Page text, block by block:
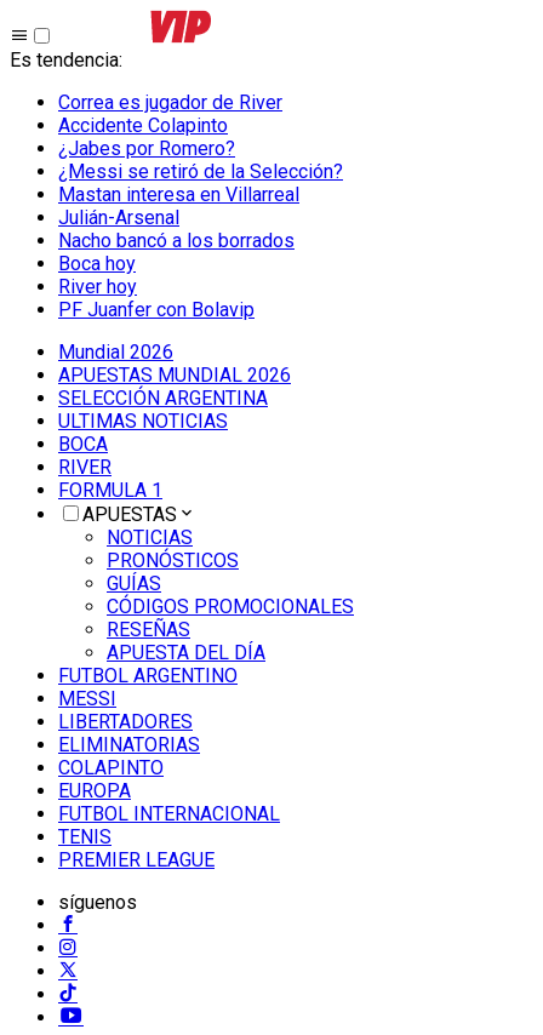
Es tendencia:
Correa es jugador de River
Accidente Colapinto
¿Jabes por Romero?
¿Messi se retiró de la Selección?
Mastan interesa en Villarreal
Julián-Arsenal
Nacho bancó a los borrados
Boca hoy
River hoy
PF Juanfer con Bolavip
Mundial 2026
APUESTAS MUNDIAL 2026
SELECCIÓN ARGENTINA
ULTIMAS NOTICIAS
BOCA
RIVER
FORMULA 1
APUESTAS
NOTICIAS
PRONÓSTICOS
GUÍAS
CÓDIGOS PROMOCIONALES
RESEÑAS
APUESTA DEL DÍA
FUTBOL ARGENTINO
MESSI
LIBERTADORES
ELIMINATORIAS
COLAPINTO
EUROPA
FUTBOL INTERNACIONAL
TENIS
PREMIER LEAGUE
síguenos